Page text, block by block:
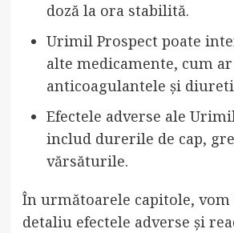
doză la ora stabilită.
Urimil Prospect poate
alte medicamente, cum
anticoagulantele și
Efectele adverse ale
includ durerile de cap,
vărsăturile.
În următoarele capitole,
detaliu efectele adverse și